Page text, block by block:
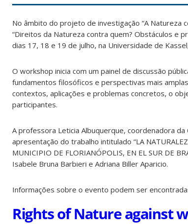
No âmbito do projeto de investigação “A Natureza
“Direitos da Natureza contra quem? Obstáculos e
dias 17, 18 e 19 de julho, na Universidade de
O workshop inicia com um painel de discussão
fundamentos filosóficos e perspectivas mais
contextos, aplicações e problemas concretos, o
participantes.
A professora Leticia Albuquerque, coordenadora da
apresentação do trabalho intitulado “LA
MUNICIPIO DE FLORIANÓPOLIS, EN EL SUR DE
Isabele Bruna Barbieri e Adriana Biller Aparicio.
Informações sobre o evento podem ser
Rights of Nature against